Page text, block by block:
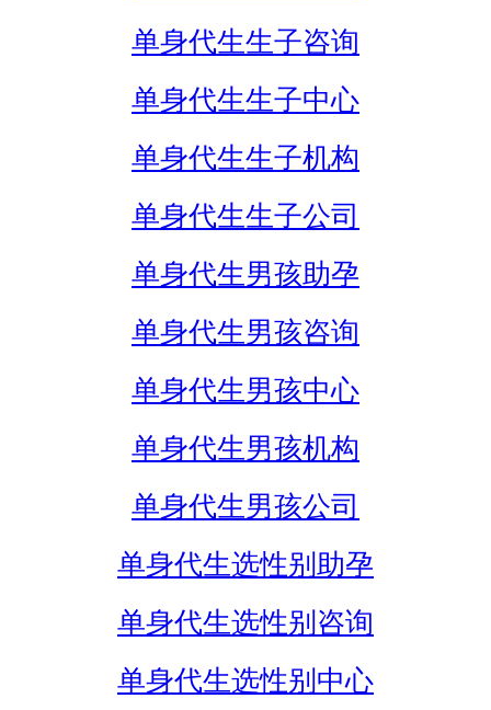
单身代生生子咨询
单身代生生子中心
单身代生生子机构
单身代生生子公司
单身代生男孩助孕
单身代生男孩咨询
单身代生男孩中心
单身代生男孩机构
单身代生男孩公司
单身代生选性别助孕
单身代生选性别咨询
单身代生选性别中心